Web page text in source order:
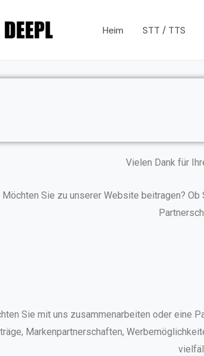
Heim STT / TTS
Vielen Dank für
Möchten Sie zu unserer Website beitragen?
Sie mit uns zusammenarbeiten oder eine
Markenpartnerschaften,